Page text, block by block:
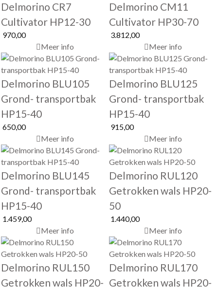
Delmorino CR7
Cultivator HP12-30
970,00
Meer info
Delmorino CM11
Cultivator HP30-70
3.812,00
Meer info
Delmorino BLU105
Grond- transportbak
HP15-40
650,00
Meer info
Delmorino BLU125
Grond- transportbak
HP15-40
915,00
Meer info
Delmorino BLU145
Grond- transportbak
HP15-40
1.459,00
Meer info
Delmorino RUL120
Getrokken wals HP20-
50
1.440,00
Meer info
Delmorino RUL150
Getrokken wals HP20-
Delmorino RUL170
Getrokken wals HP20-